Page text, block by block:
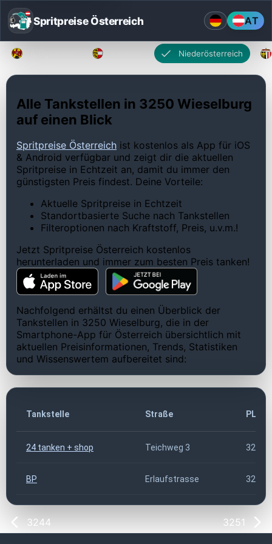
Spritpreise Österreich AT
Niederösterreich
Alle Tankstellen in 3250 Wieselburg
auf einen Blick
Spritpreise Österreich ist kostenlos als App für iOS
& Android verfügbar und zeigt dir die aktuellen
Spritpreise in Echtzeit an, damit du immer den
günstigsten Preis findest. Deine Vorteile:
Aktuelle Spritpreise in Echtzeit
Standortbasierte Suche nach Tankstellen
Filteroptionen nach Kraftstoff, Preis, u.v.m.!
Jetzt Spritpreise Österreich kostenlos
herunterladen und immer zum besten Preis tanken!
Nachfolgend erhältst du einen Überblick der
Tankstellen in 3250 Wieselburg, die in der
Smartphone-App für Österreich übersichtlich mit
aktuellen Preisinformationen, Trends, Statistiken
und Wissenswertem aufbereitet sind:
Tankstelle Straße PLZ
24 tanken + shop Teichweg 3 3250
BP Erlaufstrasse 3250
3244 3251